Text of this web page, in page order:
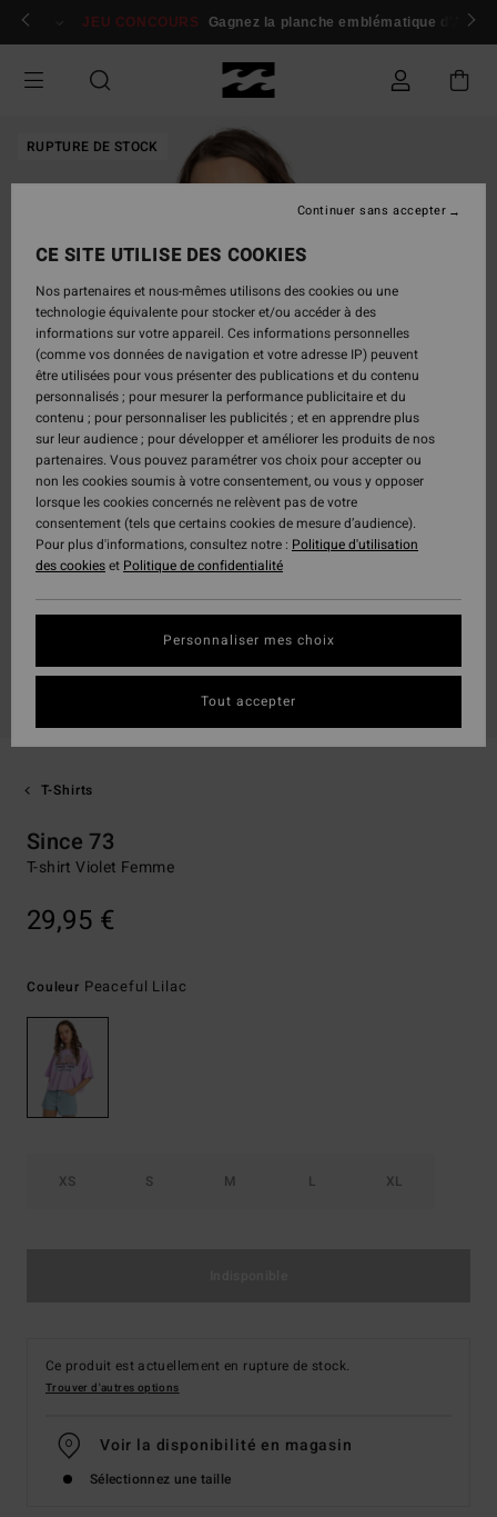
Passer
Se connecter / s'inscrire
JEU CONCOURS Gagnez la planche emblématique d'Andy
RUPTURE DE STOCK
T-Shirts
Since 73
T-shirt Violet Femme
29,95 €
Couleur Peaceful Lilac
XS S M L XL
Ce produit est actuellement en rupture de stock.
Trouver d'autres options
Voir la disponibilité en magasin
Sélectionnez une taille
CE SITE UTILISE DES COOKIES
Nos partenaires et nous-mêmes utilisons des cookies ou une
technologie équivalente pour stocker et/ou accéder à des
informations sur votre appareil. Ces informations personnelles
(comme vos données de navigation et votre adresse IP) peuvent
être utilisées pour vous présenter des publications et du contenu
personnalisés ; pour mesurer la performance publicitaire et du
contenu ; pour personnaliser les publicités ; et en apprendre plus
sur leur audience ; pour développer et améliorer les produits de nos
partenaires. Vous pouvez paramétrer vos choix pour accepter ou
non les cookies soumis à votre consentement, ou vous y opposer
lorsque les cookies concernés ne relèvent pas de votre
consentement (tels que certains cookies de mesure d’audience).
Pour plus d'informations, consultez notre : Politique d'utilisation
des cookieset Politique de confidentialité
Personnaliser mes choix
Continuer sans accepter
Tout accepter